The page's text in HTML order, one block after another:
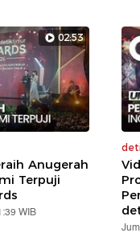
02:53
Anugerah
Terpuji
WIB